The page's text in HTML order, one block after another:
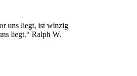
uns liegt, ist winzig
liegt.“ Ralph W.